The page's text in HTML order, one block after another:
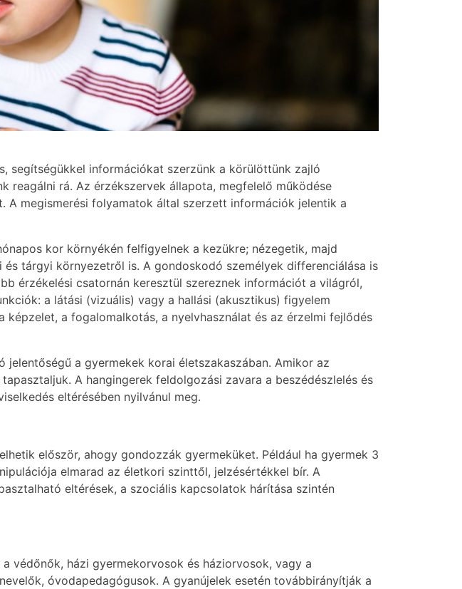
segítségükkel információkat szerzünk a körülöttünk zajló
reagálni rá. Az érzékszervek állapota, megfelelő működése
megismerési folyamatok által szerzett információk jelentik a
kor környékén felfigyelnek a kezükre; nézegetik, majd
tárgyi környezetről is. A gondoskodó személyek differenciálása is
érzékelési csatornán keresztül szereznek információt a világról,
a látási (vizuális) vagy a hallási (akusztikus) figyelem
a fogalomalkotás, a nyelvhasználat és az érzelmi fejlődés
a gyermekek korai életszakaszában. Amikor az
A hangingerek feldolgozási zavara a beszédészlelés és
eltérésében nyilvánul meg.
először, ahogy gondozzák gyermeküket. Például ha gyermek 3
elmarad az életkori szinttől, jelzésértékkel bír. A
eltérések, a szociális kapcsolatok hárítása szintén
védőnők, házi gyermekorvosok és háziorvosok, vagy a
óvodapedagógusok. A gyanújelek esetén továbbirányítják a